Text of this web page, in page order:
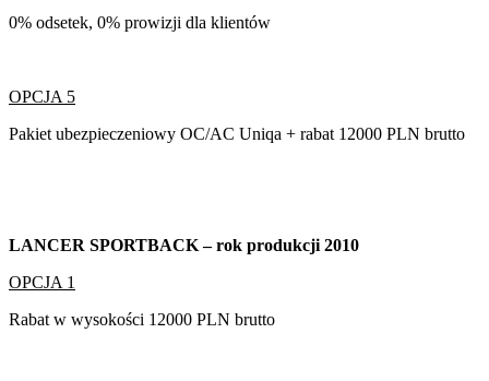
0% odsetek, 0% prowizji dla klientów
OPCJA 5
Pakiet ubezpieczeniowy OC/AC Uniqa + rabat 12000 PLN brutto
LANCER SPORTBACK – rok produkcji 2010
OPCJA 1
Rabat w wysokości 12000 PLN brutto